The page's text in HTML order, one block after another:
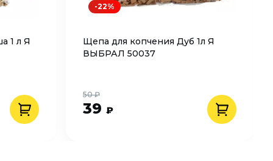
1 л Я
Щепа для копчения Дуб 1л Я
ВЫБРАЛ 50037
39 ₽
50 ₽
-22%